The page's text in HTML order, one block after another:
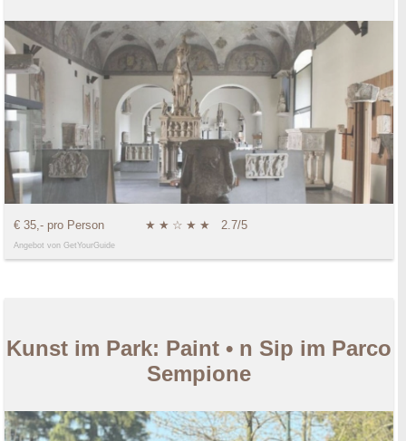
€ 35,- pro Person ★ ★ ☆ ★ ★ 2.7/5
Angebot von GetYourGuide
Kunst im Park: Paint • n Sip im Parco
Sempione